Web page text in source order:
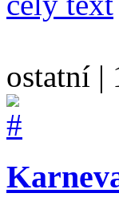
ostatní |